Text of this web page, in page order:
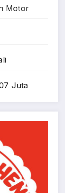
Motor
Juta